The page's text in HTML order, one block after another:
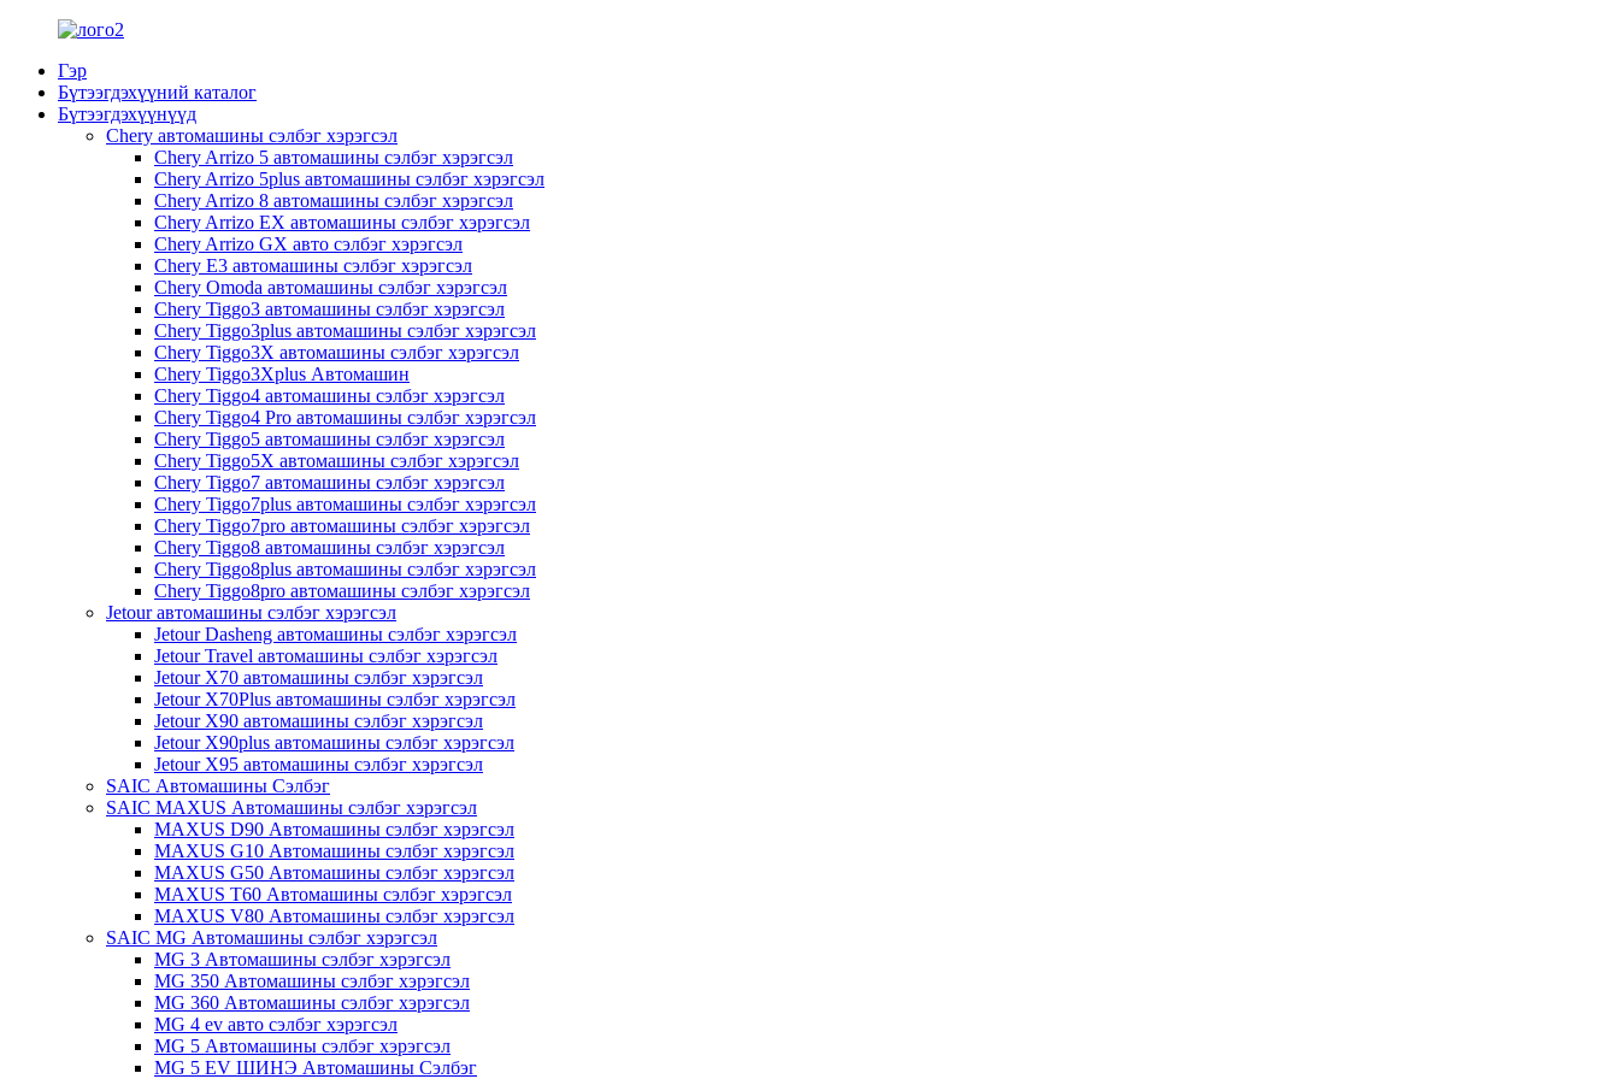
Гэр
Бүтээгдэхүүний каталог
Бүтээгдэхүүнүүд
Chery автомашины сэлбэг хэрэгсэл
Chery Arrizo 5 автомашины сэлбэг хэрэгсэл
Chery Arrizo 5plus автомашины сэлбэг хэрэгсэл
Chery Arrizo 8 автомашины сэлбэг хэрэгсэл
Chery Arrizo EX автомашины сэлбэг хэрэгсэл
Chery Arrizo GX авто сэлбэг хэрэгсэл
Chery E3 автомашины сэлбэг хэрэгсэл
Chery Omoda автомашины сэлбэг хэрэгсэл
Chery Tiggo3 автомашины сэлбэг хэрэгсэл
Chery Tiggo3plus автомашины сэлбэг хэрэгсэл
Chery Tiggo3X автомашины сэлбэг хэрэгсэл
Chery Tiggo3Xplus Автомашин
Chery Tiggo4 автомашины сэлбэг хэрэгсэл
Chery Tiggo4 Pro автомашины сэлбэг хэрэгсэл
Chery Tiggo5 автомашины сэлбэг хэрэгсэл
Chery Tiggo5X автомашины сэлбэг хэрэгсэл
Chery Tiggo7 автомашины сэлбэг хэрэгсэл
Chery Tiggo7plus автомашины сэлбэг хэрэгсэл
Chery Tiggo7pro автомашины сэлбэг хэрэгсэл
Chery Tiggo8 автомашины сэлбэг хэрэгсэл
Chery Tiggo8plus автомашины сэлбэг хэрэгсэл
Chery Tiggo8pro автомашины сэлбэг хэрэгсэл
Jetour автомашины сэлбэг хэрэгсэл
Jetour Dasheng автомашины сэлбэг хэрэгсэл
Jetour Travel автомашины сэлбэг хэрэгсэл
Jetour X70 автомашины сэлбэг хэрэгсэл
Jetour X70Plus автомашины сэлбэг хэрэгсэл
Jetour X90 автомашины сэлбэг хэрэгсэл
Jetour X90plus автомашины сэлбэг хэрэгсэл
Jetour X95 автомашины сэлбэг хэрэгсэл
SAIC Автомашины Сэлбэг
SAIC MAXUS Автомашины сэлбэг хэрэгсэл
MAXUS D90 Автомашины сэлбэг хэрэгсэл
MAXUS G10 Автомашины сэлбэг хэрэгсэл
MAXUS G50 Автомашины сэлбэг хэрэгсэл
MAXUS T60 Автомашины сэлбэг хэрэгсэл
MAXUS V80 Автомашины сэлбэг хэрэгсэл
SAIC MG Автомашины сэлбэг хэрэгсэл
MG 3 Автомашины сэлбэг хэрэгсэл
MG 350 Автомашины сэлбэг хэрэгсэл
MG 360 Автомашины сэлбэг хэрэгсэл
MG 4 ev авто сэлбэг хэрэгсэл
MG 5 Автомашины сэлбэг хэрэгсэл
MG 5 EV ШИНЭ Автомашины Сэлбэг